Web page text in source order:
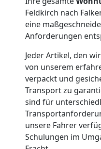
Feldkirch nach
eine
Anforderungen
Jeder Artikel, den
von unserem
verpackt und
Transport zu
sind für
unsere Fahrer
Schulungen im
Feldkirch
Feldkirch
Beiladung